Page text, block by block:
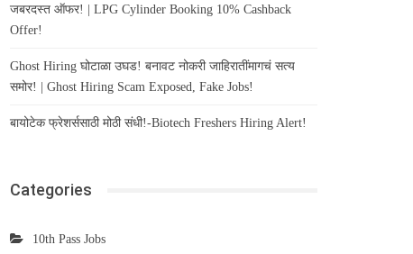
जबरदस्त ऑफर! | LPG Cylinder Booking 10% Cashback
Offer!
Ghost Hiring घोटाळा उघड! बनावट नोकरी जाहिरातींमागचं सत्य
समोर! | Ghost Hiring Scam Exposed, Fake Jobs!
बायोटेक फ्रेशर्ससाठी मोठी संधी!-Biotech Freshers Hiring Alert!
Categories
10th Pass Jobs